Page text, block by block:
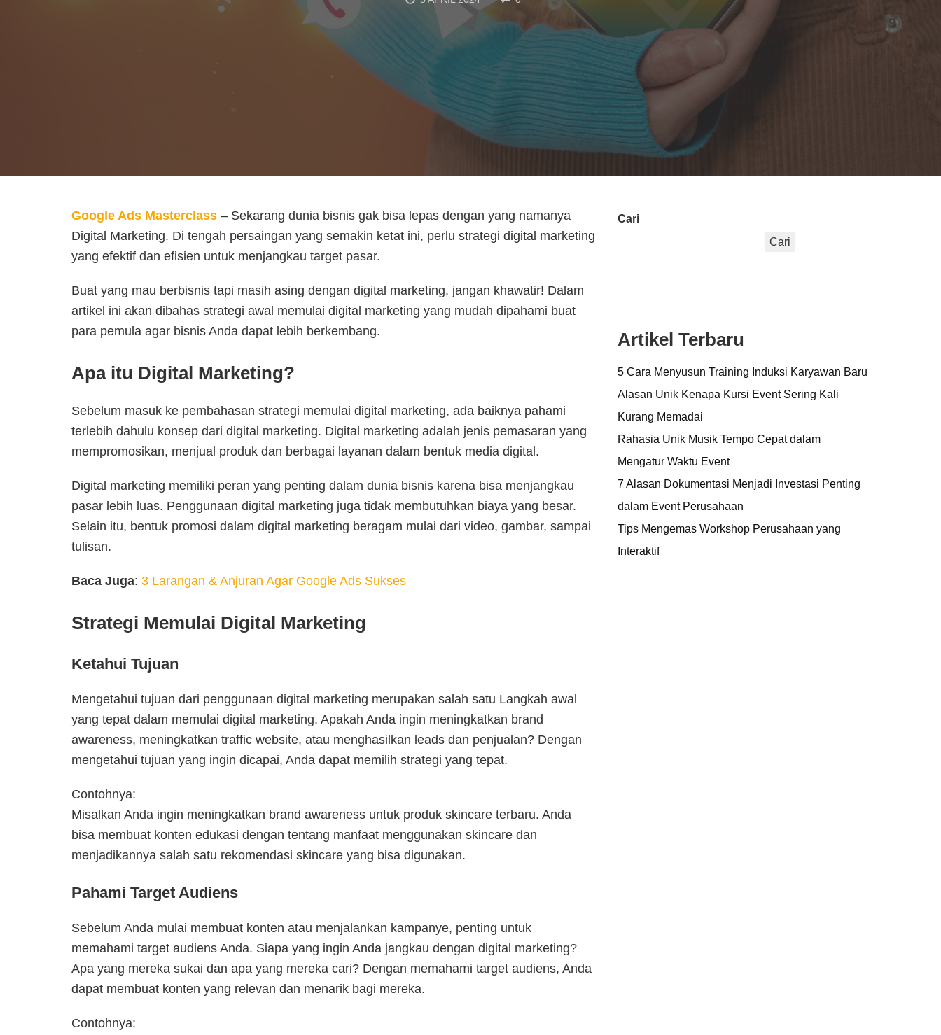
Google Ads Masterclass – Sekarang dunia bisnis gak bisa lepas dengan yang namanya
Digital Marketing. Di tengah persaingan yang semakin ketat ini, perlu strategi digital marketing
yang efektif dan efisien untuk menjangkau target pasar.
Buat yang mau berbisnis tapi masih asing dengan digital marketing, jangan khawatir! Dalam
artikel ini akan dibahas strategi awal memulai digital marketing yang mudah dipahami buat
para pemula agar bisnis Anda dapat lebih berkembang.
Apa itu Digital Marketing?
Sebelum masuk ke pembahasan strategi memulai digital marketing, ada baiknya pahami
terlebih dahulu konsep dari digital marketing. Digital marketing adalah jenis pemasaran yang
mempromosikan, menjual produk dan berbagai layanan dalam bentuk media digital.
Digital marketing memiliki peran yang penting dalam dunia bisnis karena bisa menjangkau
pasar lebih luas. Penggunaan digital marketing juga tidak membutuhkan biaya yang besar.
Selain itu, bentuk promosi dalam digital marketing beragam mulai dari video, gambar, sampai
tulisan.
Baca Juga: 3 Larangan & Anjuran Agar Google Ads Sukses
Strategi Memulai Digital Marketing
Ketahui Tujuan
Mengetahui tujuan dari penggunaan digital marketing merupakan salah satu Langkah awal
yang tepat dalam memulai digital marketing. Apakah Anda ingin meningkatkan brand
awareness, meningkatkan traffic website, atau menghasilkan leads dan penjualan? Dengan
mengetahui tujuan yang ingin dicapai, Anda dapat memilih strategi yang tepat.
Contohnya:
Misalkan Anda ingin meningkatkan brand awareness untuk produk skincare terbaru. Anda
bisa membuat konten edukasi dengan tentang manfaat menggunakan skincare dan
menjadikannya salah satu rekomendasi skincare yang bisa digunakan.
Pahami Target Audiens
Sebelum Anda mulai membuat konten atau menjalankan kampanye, penting untuk
memahami target audiens Anda. Siapa yang ingin Anda jangkau dengan digital marketing?
Apa yang mereka sukai dan apa yang mereka cari? Dengan memahami target audiens, Anda
dapat membuat konten yang relevan dan menarik bagi mereka.
Contohnya:
Cari
Cari
Artikel Terbaru
5 Cara Menyusun Training Induksi Karyawan Baru
Alasan Unik Kenapa Kursi Event Sering Kali
Kurang Memadai
Rahasia Unik Musik Tempo Cepat dalam
Mengatur Waktu Event
7 Alasan Dokumentasi Menjadi Investasi Penting
dalam Event Perusahaan
Tips Mengemas Workshop Perusahaan yang
Interaktif